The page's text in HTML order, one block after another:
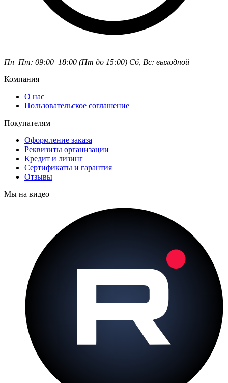
Пн–Пт: 09:00–18:00 (Пт до 15:00) Сб, Вс: выходной
Компания
О нас
Пользовательское соглашение
Покупателям
Оформление заказа
Реквизиты организации
Кредит и лизинг
Сертификаты и гарантия
Отзывы
Мы на видео